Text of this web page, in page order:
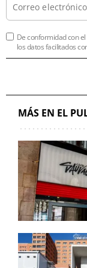
De conformidad con el
los datos facilitados
MÁS EN EL